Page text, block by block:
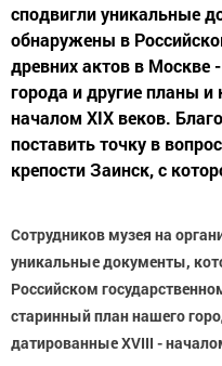
сподвигли уникальные
обнаружены в
древних актов в Москве
города и другие планы
началом XIX веков.
поставить точку в
крепости Заинск, с
Сотрудников музея на
уникальные документы,
Российском
старинный план нашего
датированные XVIII -